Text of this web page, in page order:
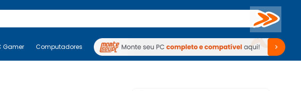
Buscar
PC Gamer Computadores Periféricos TV Venda no KaBuM!
Gamer Computadores Periféricos TV Venda no KaBuM!